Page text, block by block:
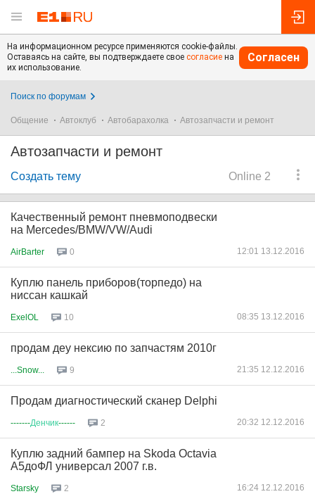
На информационном ресурсе применяются cookie-файлы.
Оставаясь на сайте, вы подтверждаете свое согласие на
их использование.
Согласен
Поиск по форумам
Общение Автоклуб Автобарахолка Автозапчасти и ремонт
Автозапчасти и ремонт
Online 2
Создать тему
Качественный ремонт пневмоподвески
на Mercedes/BMW/VW/Audi
AirBarter 0 12:01 13.12.2016
Куплю панель приборов(торпедо) на
ниссан кашкай
ExelOL 10 08:35 13.12.2016
продам деу нексию по запчастям 2010г
...Snow... 9 21:35 12.12.2016
Продам диагностический сканер Delphi
-------Денчик------ 2 20:32 12.12.2016
Куплю задний бампер на Skoda Octavia
A5доФЛ универсал 2007 г.в.
Starsky 2 16:24 12.12.2016